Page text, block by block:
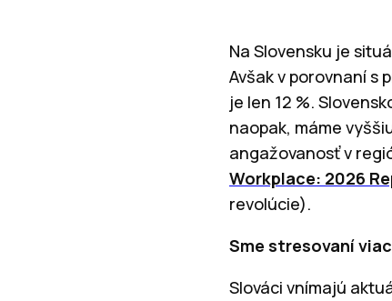
Na Slovensku je
Avšak v porovnaní s
je len 12 %.
naopak, máme
angažovanosť v
Workplace: 2026
revolúcie).
Sme stresovaní
Slováci vnímajú